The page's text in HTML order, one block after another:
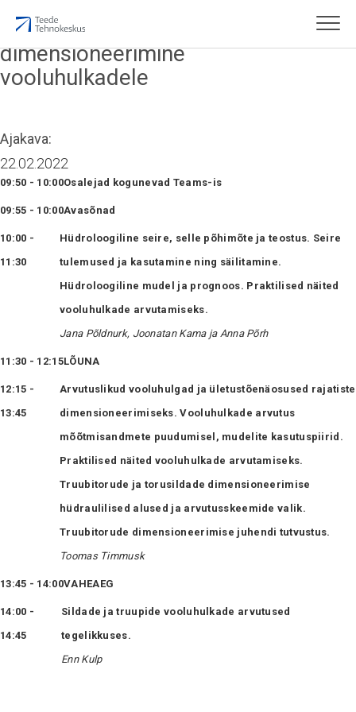
Sildade ja truupide
dimensioneerimine
vooluhulkadele
Ajakava:
22.02.2022
09:50 - 10:00Osalejad kogunevad Teams-is
09:55 - 10:00Avasõnad
10:00 -
11:30
Hüdroloogiline seire, selle põhimõte ja teostus. Seire
tulemused ja kasutamine ning säilitamine.
Hüdroloogiline mudel ja prognoos. Praktilised näited
vooluhulkade arvutamiseks.
Jana Põldnurk, Joonatan Kama ja Anna Põrh
11:30 - 12:15LÕUNA
12:15 -
13:45
Arvutuslikud vooluhulgad ja ületustõenäosused rajatiste
dimensioneerimiseks. Vooluhulkade arvutus
mõõtmisandmete puudumisel, mudelite kasutuspiirid.
Praktilised näited vooluhulkade arvutamiseks.
Truubitorude ja torusildade dimensioneerimise
hüdraulilised alused ja arvutusskeemide valik.
Truubitorude dimensioneerimise juhendi tutvustus.
Toomas Timmusk
13:45 - 14:00VAHEAEG
14:00 -
14:45
Sildade ja truupide vooluhulkade arvutused
tegelikkuses.
Enn Kulp